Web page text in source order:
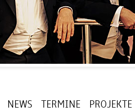
NEWS TERMINE PROJEKTE